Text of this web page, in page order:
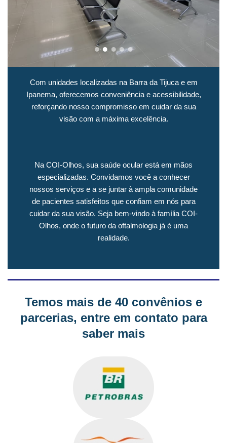
Com unidades localizadas na Barra da Tijuca e em
Ipanema, oferecemos conveniência e acessibilidade,
reforçando nosso compromisso em cuidar da sua
visão com a máxima excelência.
Na COI-Olhos, sua saúde ocular está em mãos
especializadas. Convidamos você a conhecer
nossos serviços e a se juntar à ampla comunidade
de pacientes satisfeitos que confiam em nós para
cuidar da sua visão. Seja bem-vindo à família COI-
Olhos, onde o futuro da oftalmologia já é uma
realidade.
Temos mais de 40 convênios e
parcerias, entre em contato para
saber mais